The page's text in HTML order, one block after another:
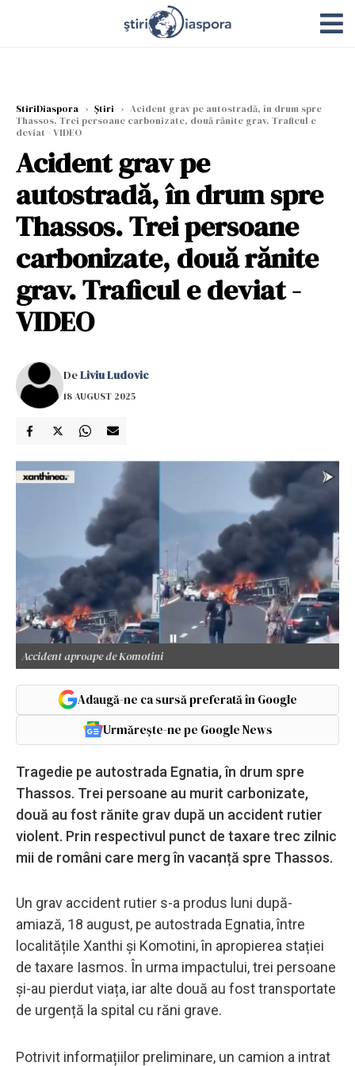
StiriDiaspora › Știri › Acident grav pe autostradă, în drum spre
Thassos. Trei persoane carbonizate, două rănite grav. Traficul e
deviat - VIDEO
Acident grav pe
autostradă, în drum spre
Thassos. Trei persoane
carbonizate, două rănite
grav. Traficul e deviat -
VIDEO
DeLiviu Ludovic
18 AUGUST 2025
Accident aproape de Komotini
Adaugă-ne ca sursă preferată în Google
Urmărește-ne pe Google News
Tragedie pe autostrada Egnatia, în drum spre
Thassos. Trei persoane au murit carbonizate,
două au fost rănite grav după un accident rutier
violent. Prin respectivul punct de taxare trec zilnic
mii de români care merg în vacanță spre Thassos.
Un grav accident rutier s-a produs luni după-
amiază, 18 august, pe autostrada Egnatia, între
localitățile Xanthi și Komotini, în apropierea stației
de taxare Iasmos. În urma impactului, trei persoane
și-au pierdut viața, iar alte două au fost transportate
de urgență la spital cu răni grave.
Potrivit informațiilor preliminare, un camion a intrat